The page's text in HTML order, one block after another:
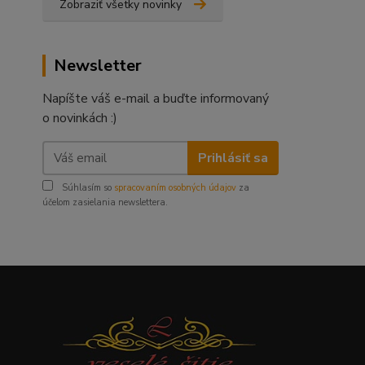
Zobraziť všetky novinky
Newsletter
Napíšte váš e-mail a buďte informovaný
o novinkách :)
Prihlásiť sa
Súhlasím so spracovaním osobných údajov za
účelom zasielania newslettera.